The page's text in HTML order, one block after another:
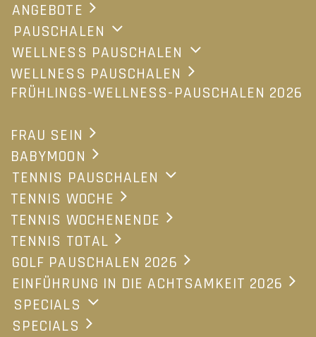
ANGEBOTE
PAUSCHALEN
WELLNESS PAUSCHALEN
WELLNESS PAUSCHALEN
FRÜHLINGS-WELLNESS-PAUSCHALEN 2026
FRAU SEIN
BABYMOON
TENNIS PAUSCHALEN
TENNIS WOCHE
TENNIS WOCHENENDE
TENNIS TOTAL
GOLF PAUSCHALEN 2026
EINFÜHRUNG IN DIE ACHTSAMKEIT 2026
SPECIALS
SPECIALS
Golfpark Bregenzerwald
Hotel
Tannenhof Sport & SPA GmbH & Co. KG
Lindenberger Strasse 33
D-88171 Weiler im Allgäu
Tel: +49-8387-1235
Fax: + 49-8387-1626
hotel@tannenhof.com
Informationen